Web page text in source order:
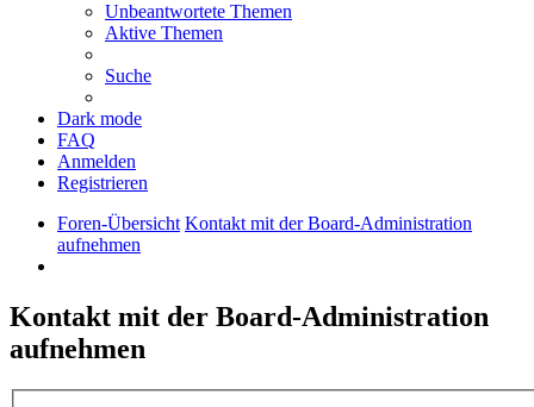
Unbeantwortete Themen
Aktive Themen
Suche
Dark mode
FAQ
Anmelden
Registrieren
Foren-Übersicht Kontakt mit der Board-Administration
aufnehmen
Kontakt mit der Board-Administration
aufnehmen